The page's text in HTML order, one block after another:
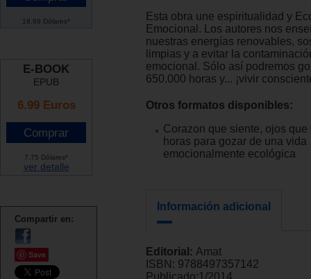
18.69 Dólares*
E-BOOK
EPUB
6.99 Euros
7.75 Dólares*
ver detalle
Compartir en:
Save
Esta obra une espiritualidad y
Emocional. Los autores nos
nuestras energías renovables,
limpias y a evitar la
emocional. Sólo así podremos
650.000 horas y... ¡vivir
Otros formatos disponibles:
Corazon que siente, ojos que
horas para gozar de una vida
emocionalmente ecológica
Información adicional
Editorial: Amat
ISBN: 9788497357142
Publicado:1/2014